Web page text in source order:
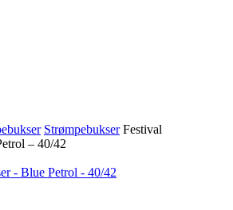
Strømpebukser Festival
– 40/42